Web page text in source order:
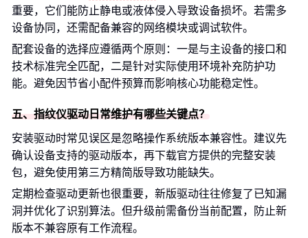
重要，它们能防止静电或液体侵入导致设备损坏。若需多
设备协同，还需配备兼容的网络模块或调试软件。
配套设备的选择应遵循两个原则：一是与主设备的接口和
技术标准完全匹配，二是针对实际使用环境补充防护功
能。避免因节省小配件预算而影响核心功能稳定性。
五、指纹仪驱动日常维护有哪些关键点？
安装驱动时常见误区是忽略操作系统版本兼容性。建议先
确认设备支持的驱动版本，再下载官方提供的完整安装
包，避免使用第三方精简版导致功能缺失。
定期检查驱动更新也很重要，新版驱动往往修复了已知漏
洞并优化了识别算法。但升级前需备份当前配置，防止新
版本不兼容原有工作流程。